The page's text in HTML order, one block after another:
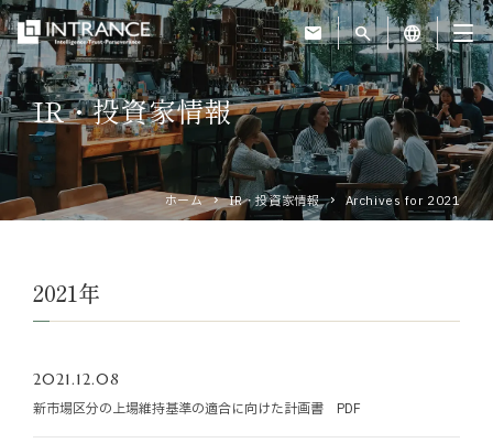
mail search language
トップ
企業情報
運営ホテル
IR・投資家情報
IR・投資家情報
ホーム IR・投資家情報 Archives for 2021
2021年
2021.12.08
新市場区分の上場維持基準の適合に向けた計画書 PDF